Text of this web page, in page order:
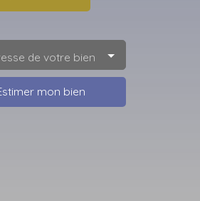
de votre bien
mon bien